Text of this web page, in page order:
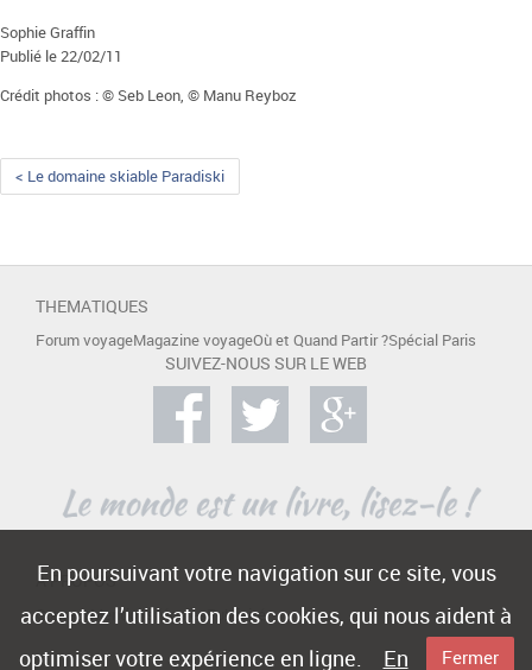
En poursuivant votre navigation sur ce site, vous
acceptez l’utilisation des cookies, qui nous aident à
optimiser votre expérience en ligne.
Fermer
En
Sophie Graffin
Publié le 22/02/11
Crédit photos : © Seb Leon, © Manu Reyboz
< Le domaine skiable Paradiski
THEMATIQUES
Forum voyageMagazine voyageOù et Quand Partir ?Spécial Paris
SUIVEZ-NOUS SUR LE WEB
A PROPOS
ContactMentions légalesPublicité